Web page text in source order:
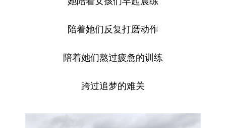
陪着她们反复打磨动作
陪着她们熬过疲惫的训练
跨过追梦的难关